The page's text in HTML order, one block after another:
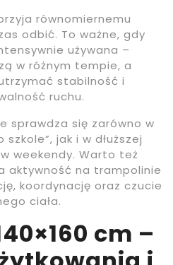
równomiernemu
odbić. To ważne, gdy
używana –
w różnym tempie, a
stabilność i
ruchu.
sprawdza się zarówno w
jak i w dłuższej
weekendy. Warto też
aktywność na trampolinie
koordynację oraz czucie
ciała.
cm –